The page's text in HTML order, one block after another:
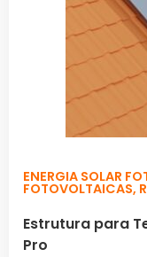
ENERGIA SOLAR
FOTOVOLTAICAS,
Estrutura para
Pro